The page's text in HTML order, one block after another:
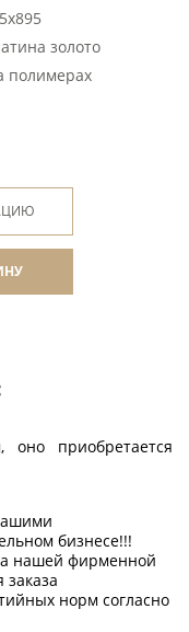
золото
полимерах
оно приобретается
бизнесе!!!
нашей фирменной
норм согласно